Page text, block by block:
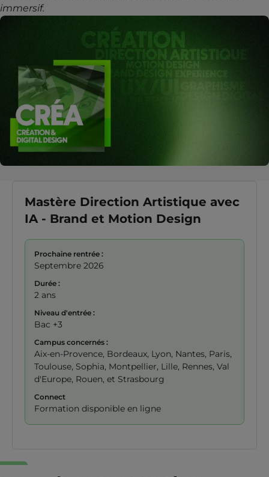
immersif.
Mastère Direction Artistique avec
IA - Brand et Motion Design
Prochaine rentrée :
Septembre 2026
Durée :
2 ans
Niveau d'entrée :
Bac +3
Campus concernés :
Aix-en-Provence, Bordeaux, Lyon, Nantes, Paris,
Toulouse, Sophia, Montpellier, Lille, Rennes, Val
d'Europe, Rouen, et Strasbourg
Connect
Formation disponible en ligne